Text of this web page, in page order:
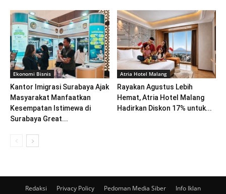
Ekonomi Bisnis
Kantor Imigrasi Surabaya Ajak
Masyarakat Manfaatkan
Kesempatan Istimewa di
Surabaya Great...
Atria Hotel Malang
Rayakan Agustus Lebih
Hemat, Atria Hotel Malang
Hadirkan Diskon 17% untuk...
Redaksi Privacy Policy Pedoman Media Siber Info Iklan